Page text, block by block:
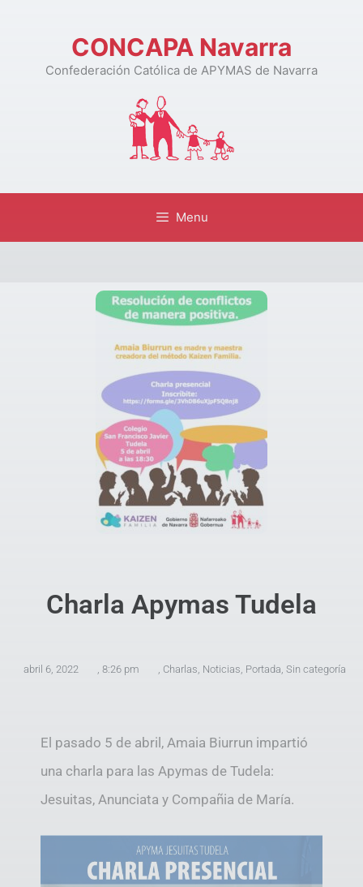
CONCAPA Navarra
Confederación Católica de APYMAS de Navarra
Menu
Charla Apymas Tudela
abril 6, 2022 , 8:26 pm , Charlas, Noticias, Portada, Sin categoría
El pasado 5 de abril, Amaia Biurrun impartió
una charla para las Apymas de Tudela:
Jesuitas, Anunciata y Compañia de María.